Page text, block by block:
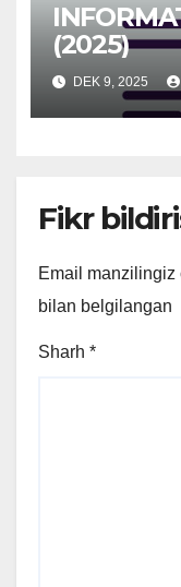
(2025)
DEK 9, 2025
Fikr
Email manzilingiz
bilan belgilangan
Sharh *